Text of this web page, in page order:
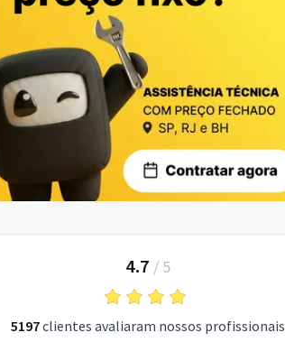
4.7 / 5
5197clientes avaliaram nossos profissionais